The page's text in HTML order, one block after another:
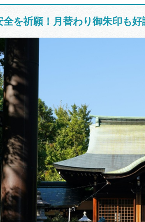
全を祈願！月替わり御朱印も好